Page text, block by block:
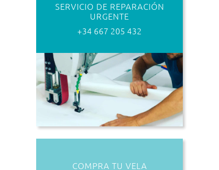
SERVICIO DE REPARACIÓN
URGENTE
+34 667 205 432
COMPRA TU VELA